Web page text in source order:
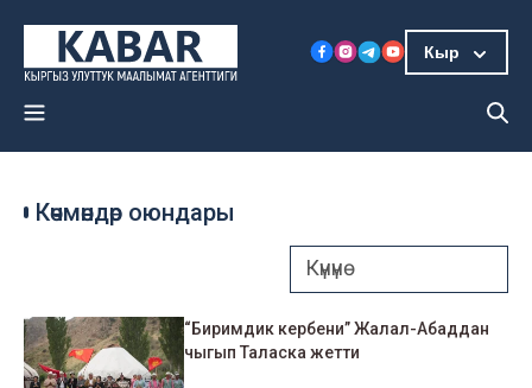
Кыр
Көчмөндөр оюндары
“Биримдик кербени” Жалал-Абаддан
чыгып Таласка жетти